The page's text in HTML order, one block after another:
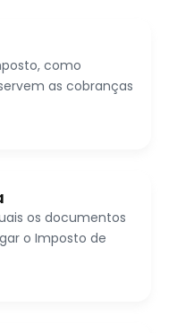
como
as cobranças
os documentos
o Imposto de